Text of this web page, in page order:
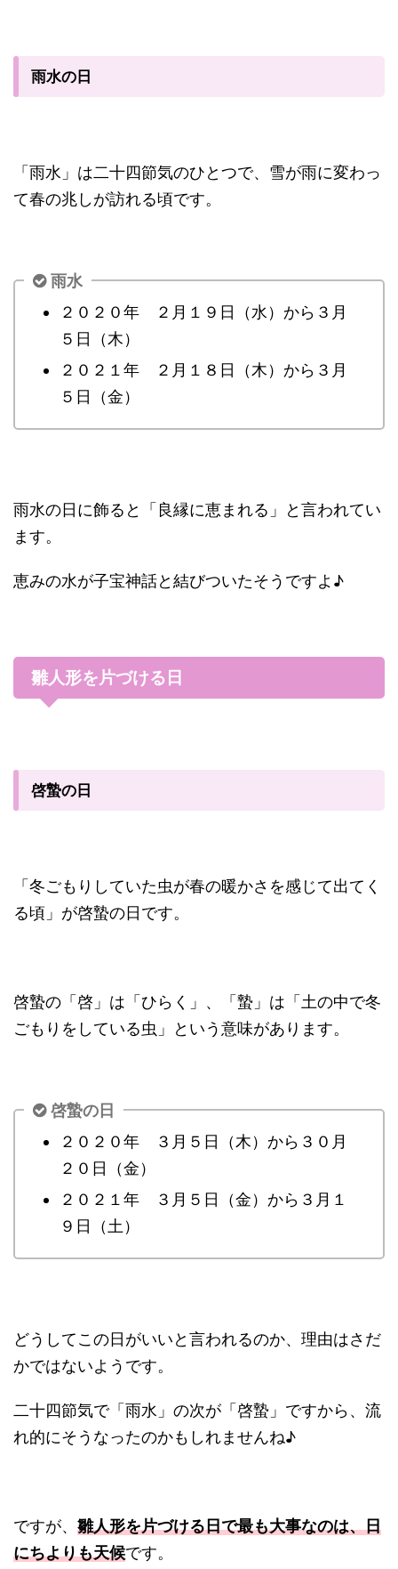
雨水の日
「雨水」は二十四節気のひとつで、雪が雨に変わっ
て春の兆しが訪れる頃です。
雨水
２０２０年 ２月１９日（水）から３月
５日（木）
２０２１年 ２月１８日（木）から３月
５日（金）
雨水の日に飾ると「良縁に恵まれる」と言われてい
ます。
恵みの水が子宝神話と結びついたそうですよ♪
雛人形を片づける日
啓蟄の日
「冬ごもりしていた虫が春の暖かさを感じて出てく
る頃」が啓蟄の日です。
啓蟄の「啓」は「ひらく」、「蟄」は「土の中で冬
ごもりをしている虫」という意味があります。
啓蟄の日
２０２０年 ３月５日（木）から３０月
２０日（金）
２０２１年 ３月５日（金）から３月１
９日（土）
どうしてこの日がいいと言われるのか、理由はさだ
かではないようです。
二十四節気で「雨水」の次が「啓蟄」ですから、流
れ的にそうなったのかもしれませんね♪
ですが、 雛人形を片づける日で最も大事なのは、日
にちよりも天候です。